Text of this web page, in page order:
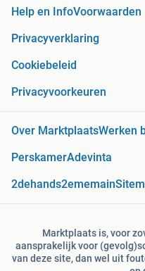
Help en InfoVoorwaarden
Privacyverklaring
Cookiebeleid
Privacyvoorkeuren
Over MarktplaatsWerken
PerskamerAdevinta
2dehands2ememain
Marktplaats is, voor
aansprakelijk voor
van deze site, dan wel uit